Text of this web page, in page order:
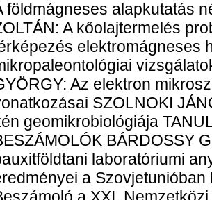
földmágneses alapkutatás
A kőolajtermelés
elektromágneses
Az elektron
SZOLNOKI
geomikrobiológiája
BÁRDOSSY
laboratóriumi
a